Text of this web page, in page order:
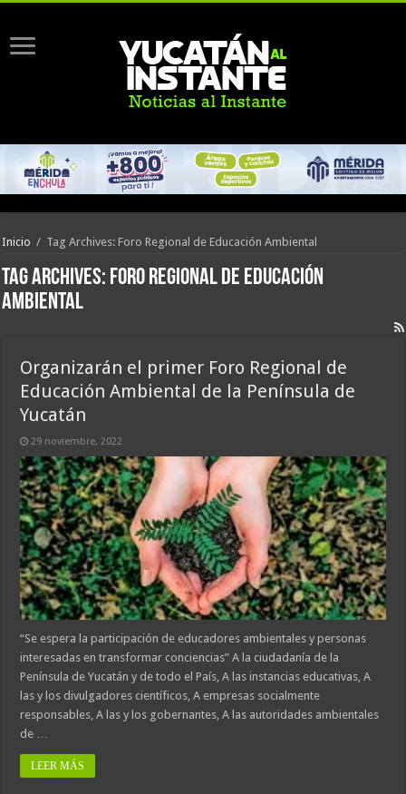
Inicio / Tag Archives: Foro Regional de Educación Ambiental
Tag Archives: Foro Regional de Educación
Ambiental
Organizarán el primer Foro Regional de
Educación Ambiental de la Península de
Yucatán
29 noviembre, 2022
“Se espera la participación de educadores ambientales y personas
interesadas en transformar conciencias” A la ciudadanía de la
Península de Yucatán y de todo el País, A las instancias educativas, A
las y los divulgadores científicos, A empresas socialmente
responsables, A las y los gobernantes, A las autoridades ambientales
de …
LEER MÁS